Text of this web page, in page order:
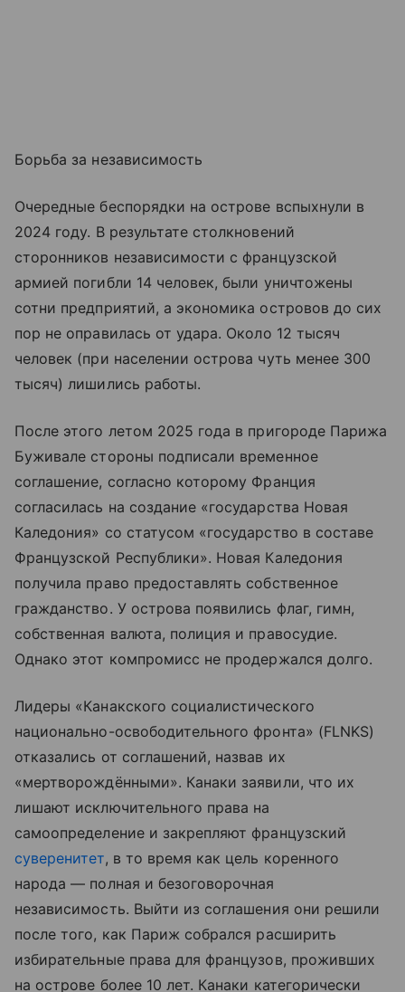
Борьба за независимость
Очередные беспорядки на острове вспыхнули в
2024 году. В результате столкновений
сторонников независимости с французской
армией погибли 14 человек, были уничтожены
сотни предприятий, а экономика островов до сих
пор не оправилась от удара. Около 12 тысяч
человек (при населении острова чуть менее 300
тысяч) лишились работы.
После этого летом 2025 года в пригороде Парижа
Буживале стороны подписали временное
соглашение, согласно которому Франция
согласилась на создание «государства Новая
Каледония» со статусом «государство в составе
Французской Республики». Новая Каледония
получила право предоставлять собственное
гражданство. У острова появились флаг, гимн,
собственная валюта, полиция и правосудие.
Однако этот компромисс не продержался долго.
Лидеры «Канакского социалистического
национально-освободительного фронта» (FLNKS)
отказались от соглашений, назвав их
«мертворождёнными». Канаки заявили, что их
лишают исключительного права на
самоопределение и закрепляют французский
суверенитет, в то время как цель коренного
народа — полная и безоговорочная
независимость. Выйти из соглашения они решили
после того, как Париж собрался расширить
избирательные права для французов, проживших
на острове более 10 лет. Канаки категорически